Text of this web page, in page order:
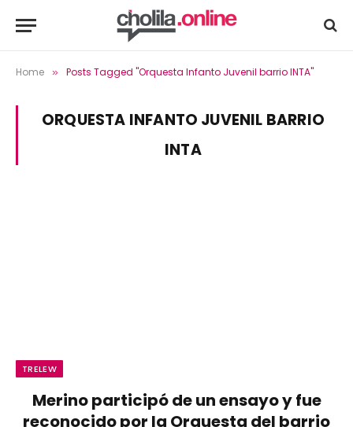
Home » Posts Tagged "Orquesta Infanto Juvenil barrio INTA"
ORQUESTA INFANTO JUVENIL BARRIO
INTA
TRELEW
Merino participó de un ensayo y fue
reconocido por la Orquesta del barrio